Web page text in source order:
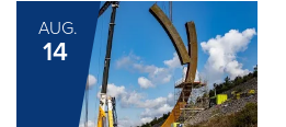
AUG.
14